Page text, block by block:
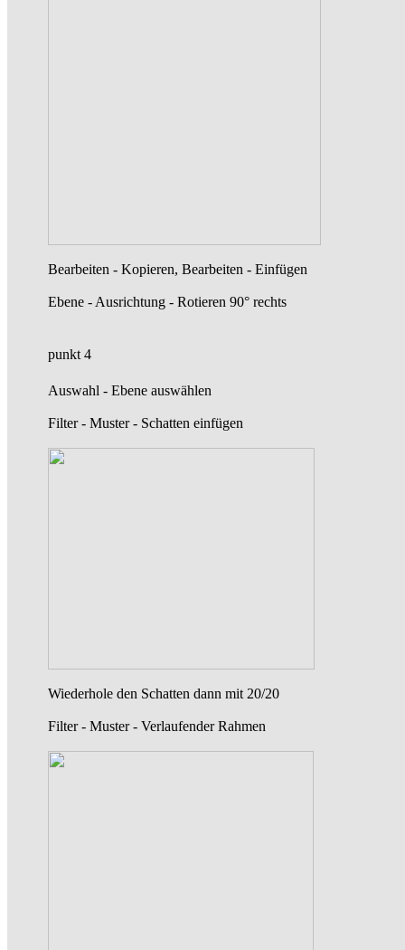
Bearbeiten - Kopieren, Bearbeiten - Einfügen
Ebene - Ausrichtung - Rotieren 90° rechts
punkt 4
Auswahl - Ebene auswählen
Filter - Muster - Schatten einfügen
Wiederhole den Schatten dann mit 20/20
Filter - Muster - Verlaufender Rahmen